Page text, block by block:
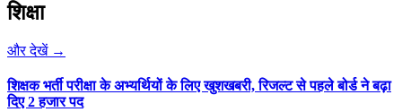
शिक्षा
और देखें →
शिक्षक भर्ती परीक्षा के अभ्यर्थियों के लिए खुशखबरी, रिजल्ट से पहले बोर्ड ने बढ़ा
दिए 2 हजार पद